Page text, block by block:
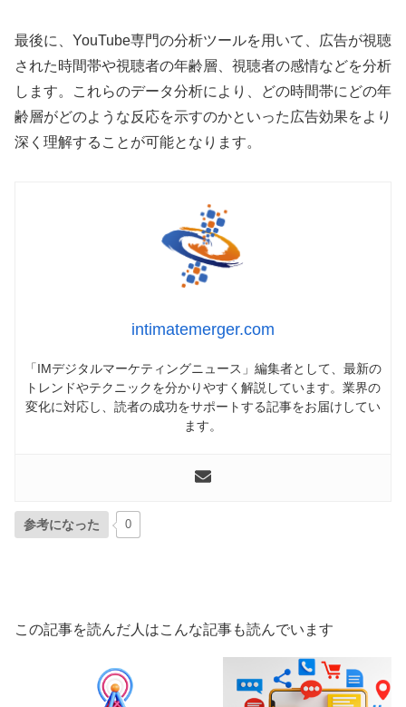
最後に、YouTube専門の分析ツールを用いて、広告が視聴
された時間帯や視聴者の年齢層、視聴者の感情などを分析
します。これらのデータ分析により、どの時間帯にどの年
齢層がどのような反応を示すのかといった広告効果をより
深く理解することが可能となります。
intimatemerger.com
「IMデジタルマーケティングニュース」編集者として、最新の
トレンドやテクニックを分かりやすく解説しています。業界の
変化に対応し、読者の成功をサポートする記事をお届けしてい
ます。
参考になった 0
この記事を読んだ人はこんな記事も読んでいます